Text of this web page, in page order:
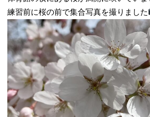
練習前に桜の前で集合写真を撮りました